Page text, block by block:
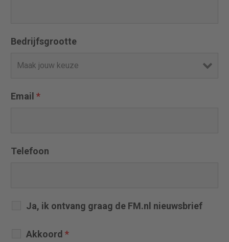
Bedrijfsgrootte
Email *
Telefoon
Ja, ik ontvang graag de FM.nl nieuwsbrief
Akkoord *